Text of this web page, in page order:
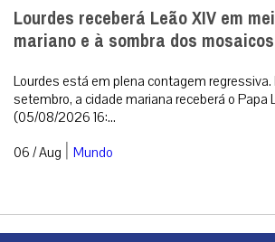
Lourdes receberá Leão XIV em
mariano e à sombra dos
Lourdes está em plena contagem
setembro, a cidade mariana receberá o Papa
(05/08/2026 16:...
06 / Aug | Mundo